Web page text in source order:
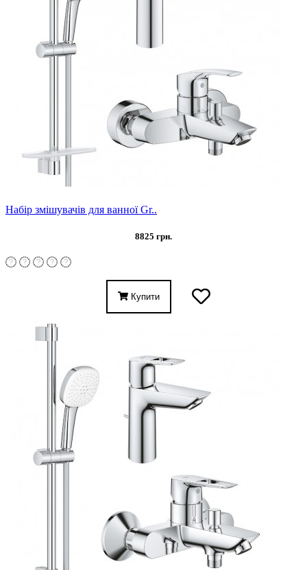
Набір змішувачів для ванної Gr..
8825 грн.
Купити